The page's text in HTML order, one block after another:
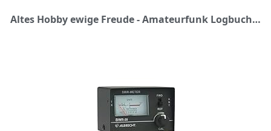
Altes Hobby ewige Freude - Amateurfunk Logbuch: A5 Funkamateur Logbuch | 354 Logs | QSO-Daten | QSL-Karte | Geschenk für Hobbyfunker, CB-Funker, Funkfreunde, Funktechniker und Funkamateure